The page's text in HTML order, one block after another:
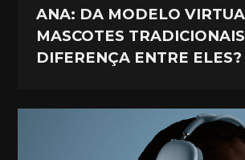
ANA: DA MODELO
MASCOTES
DIFERENÇA ENTRE ELES?